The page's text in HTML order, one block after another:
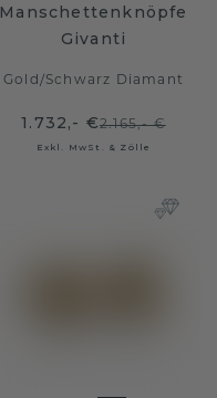
Manschettenknöpfe
Givanti
Gold /Schwarz Diamant
1.732,- €2.165,- €
Exkl. MwSt. & Zölle